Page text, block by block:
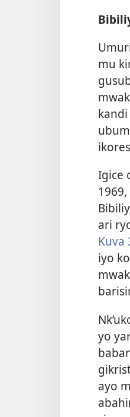
mu
Igice
ari
Kuva
iyo
yo
ayo